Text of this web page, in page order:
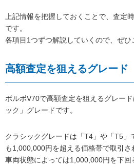
上記情報を把握しておくことで、査定
です。
各項目1つずつ解説していくので、ぜひ
高額査定を狙えるグレード
ボルボV70で高額査定を狙えるグレー
ック」グレードです。
クラシックグレードは「T4」や「T5」
も1,000,000円を超える価格帯で取引さ
車両状態によっては1,000,000円を下